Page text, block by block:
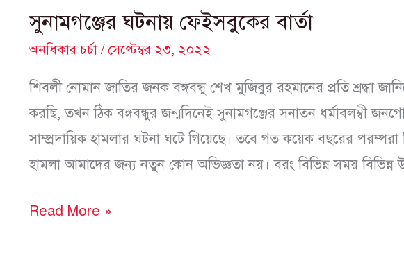
সুনামগঞ্জের ঘটনায় ফেইসবুকের বার্তা
অনধিকার চর্চা/সেপ্টেম্বর ২৩, ২০২২
শিবলী নোমান জাতির জনক বঙ্গবন্ধু শেখ মুজিবুর রহমানের প্রতি শ্রদ্ধা
করছি, তখন ঠিক বঙ্গবন্ধুর জন্মদিনেই সুনামগঞ্জের সনাতন ধর্মাবলম্বী
সাম্প্রদায়িক হামলার ঘটনা ঘটে গিয়েছে। তবে গত কয়েক বছরের পরম্পরা
হামলা আমাদের জন্য নতুন কোন অভিজ্ঞতা নয়। বরং বিভিন্ন সময়
Read More »